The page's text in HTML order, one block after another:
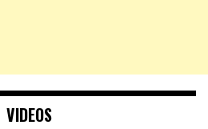
VIDEOS